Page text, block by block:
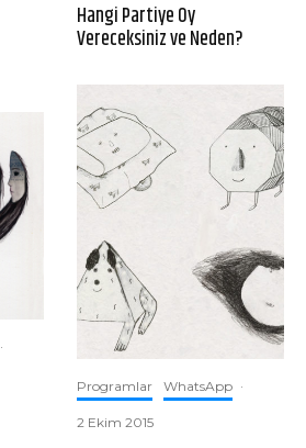
·
Hangi Partiye Oy
Vereceksiniz ve Neden?
Programlar WhatsApp ·
2 Ekim 2015